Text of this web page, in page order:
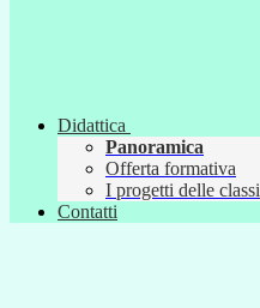
Didattica
Panoramica
Offerta formativa
I progetti delle classi
Contatti